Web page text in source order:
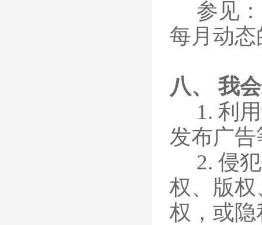
参见
每月动
八、
我
1. 利
发布广
2. 侵
权、版权
权，或